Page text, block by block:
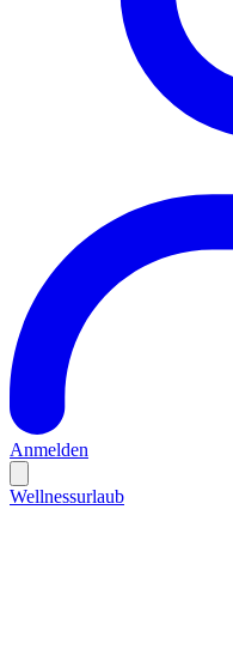
Anmelden
Wellnessurlaub